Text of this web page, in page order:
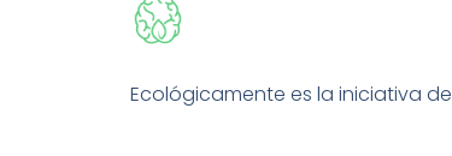
Ecológicamente es la iniciativa de